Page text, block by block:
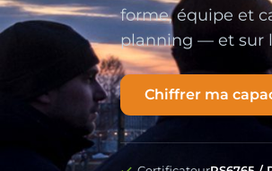
forme, équipe et
planning — et sur
Chiffrer ma